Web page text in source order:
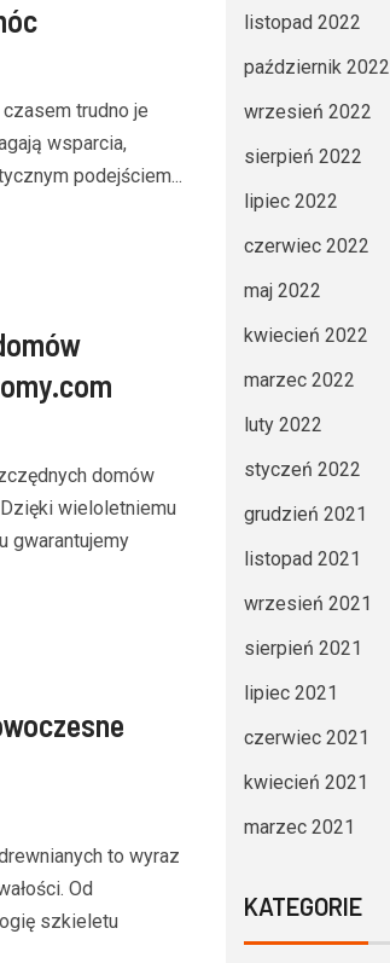
trudno je
wsparcia,
podejściem...
domów
wieloletniemu
gwarantujemy
to wyraz
Od
szkieletu
listopad 2022
październik 2022
wrzesień 2022
sierpień 2022
lipiec 2022
czerwiec 2022
maj 2022
kwiecień 2022
marzec 2022
luty 2022
styczeń 2022
grudzień 2021
listopad 2021
wrzesień 2021
sierpień 2021
lipiec 2021
czerwiec 2021
kwiecień 2021
marzec 2021
KATEGORIE